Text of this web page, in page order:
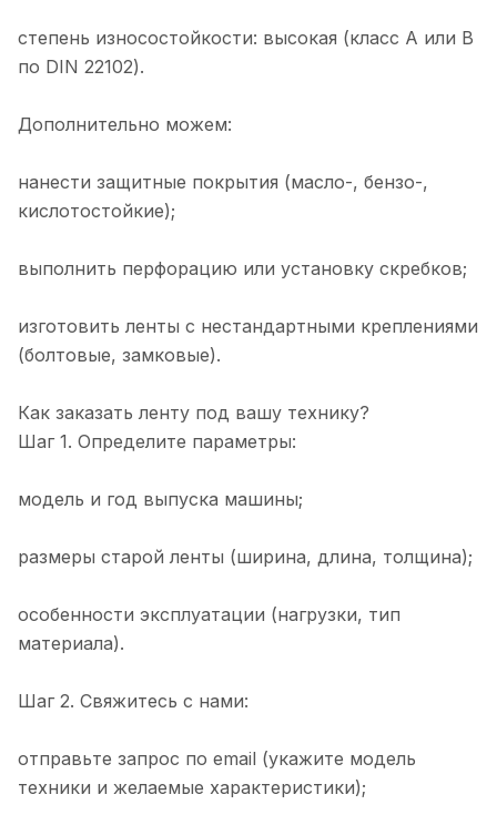
степень износостойкости: высокая (класс A или B
по DIN 22102).
Дополнительно можем:
нанести защитные покрытия (масло-, бензо-,
кислотостойкие);
выполнить перфорацию или установку скребков;
изготовить ленты с нестандартными креплениями
(болтовые, замковые).
Как заказать ленту под вашу технику?
Шаг 1. Определите параметры:
модель и год выпуска машины;
размеры старой ленты (ширина, длина, толщина);
особенности эксплуатации (нагрузки, тип
материала).
Шаг 2. Свяжитесь с нами:
отправьте запрос по email (укажите модель
техники и желаемые характеристики);